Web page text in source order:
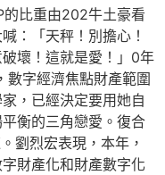
比重由202牛土豪看
：「天秤！別擔心！
壞！這就是愛！」0年
數字經濟焦點財產範圍
，已經決定要用她自
衡的三角戀愛。復合
劉烈宏表現，本年，
財產化和財產數字化